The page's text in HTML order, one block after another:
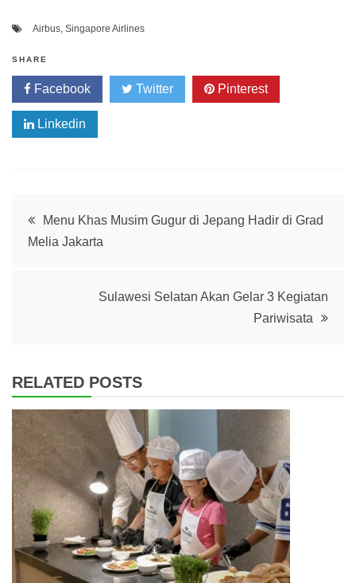
Airbus, Singapore Airlines
SHARE
Facebook Twitter Pinterest
Linkedin
PostMenu Khas Musim Gugur di Jepang Hadir di Grad
Melia Jakarta
Sulawesi Selatan Akan Gelar 3 Kegiatan
Pariwisata
RELATED POSTS